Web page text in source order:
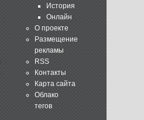
История
Онлайн
О проекте
Размещение
рекламы
RSS
Контакты
Карта сайта
Облако
тегов